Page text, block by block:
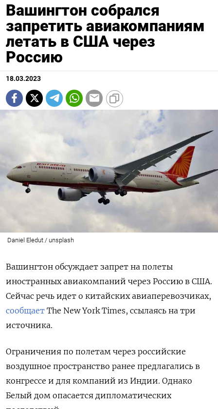
Вашингтон собрался
запретить авиакомпаниям
летать в США через
Россию
18.03.2023
Daniel Eledut / unsplash
Вашингтон обсуждает запрет на полеты
иностранных авиакомпаний через Россию в США.
Сейчас речь идет о китайских авиаперевозчиках,
сообщает The New York Times, ссылаясь на три
источника.
Ограничения по полетам через российские
воздушное пространство ранее предлагались в
конгрессе и для компаний из Индии. Однако
Белый дом опасается дипломатических